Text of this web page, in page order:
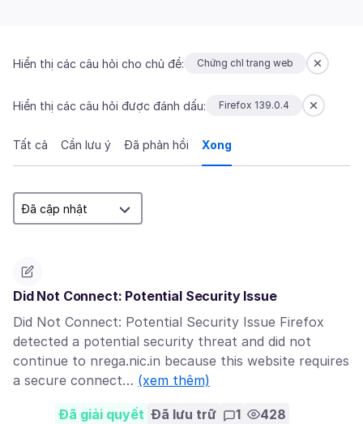
Hiển thị các câu hỏi cho chủ đề: Chứng chỉ trang web
Hiển thị các câu hỏi được đánh dấu: Firefox 139.0.4
Tất cả Cần lưu ý Đã phản hồi Xong
Did Not Connect: Potential Security Issue
Did Not Connect: Potential Security Issue Firefox
detected a potential security threat and did not
continue to nrega.nic.in because this website requires
a secure connect… (xem thêm)
Đã giải quyết Đã lưu trữ 1 428